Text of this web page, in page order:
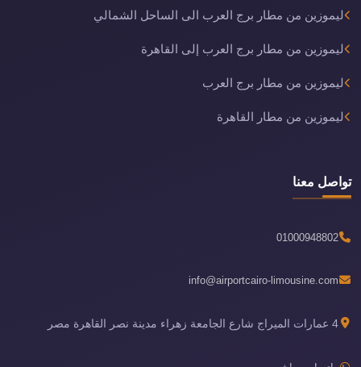
ليموزين من مطار برج العرب الى الساحل الشمالي
ليموزين من مطار برج العرب إلى القاهرة
ليموزين من مطار برج العرب
ليموزين من مطار القاهرة
تواصل معنا
01000948802
info@airportcairo-limousine.com
4 عمارات الميراج شارع الجامعة زهراء مدينة نصر القاهرة مصر